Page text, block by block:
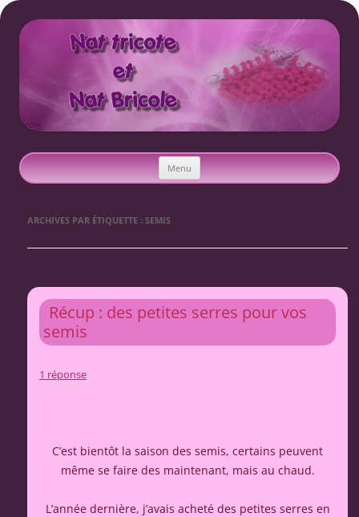
Menu Aller
au
contenu
ARCHIVES PAR ÉTIQUETTE : SEMIS
Récup : des petites serres pour vos
semis
1 réponse
C’est bientôt la saison des semis, certains peuvent
même se faire des maintenant, mais au chaud.
L’année dernière, j’avais acheté des petites serres en